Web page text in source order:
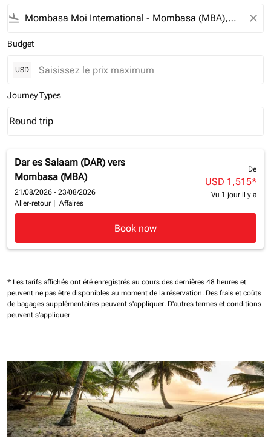
flight_land close
Budget
USD
Journey Types
Journey Types option Round trip Selected
Round trip
keyboard_arrow_down
Dar es Salaam (DAR) vers
Mombasa (MBA)
21/08/2026 - 23/08/2026
Aller-retour
Affaires
De
USD 1,515*
Vu 1 jour il y a
Book now
* Les tarifs affichés ont été enregistrés au cours des dernières 48 heures et
peuvent ne pas être disponibles au moment de la réservation. Des frais et coûts
de bagages supplémentaires peuvent s'appliquer. D'autres termes et conditions
peuvent s'appliquer